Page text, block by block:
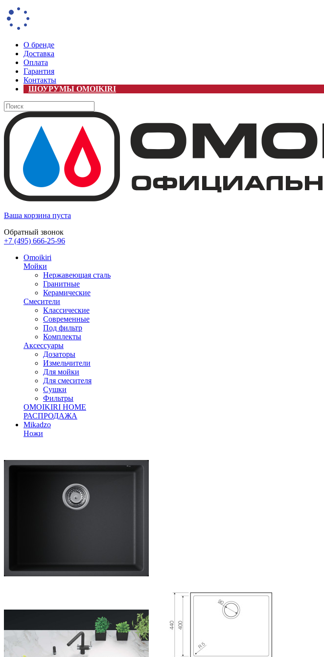
О бренде
Доставка
Оплата
Гарантия
Контакты
ШОУРУМЫ OMOIKIRI
Ваша корзина пуста
Обратный звонок
+7 (495) 666-25-96
Omoikiri
Мойки
Нержавеющая сталь
Гранитные
Керамические
Смесители
Классические
Современные
Под фильтр
Комплекты
Аксессуары
Дозаторы
Измельчители
Для мойки
Для смесителя
Сушки
Фильтры
OMOIKIRI HOME
РАСПРОДАЖА
Mikadzo
Ножи